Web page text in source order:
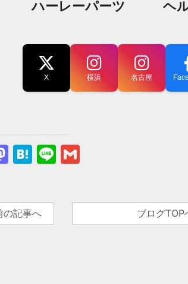
ハーレーパーツ ヘ
X 横浜 名古屋
Mastodon
Hatena
Line
の記事へ ブログTOP